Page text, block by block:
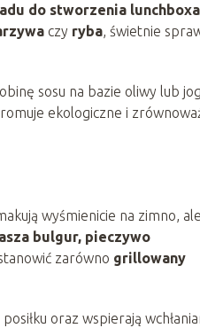
do stworzenia lunchboxa
czy ryba, świetnie
sosu na bazie oliwy lub
ekologiczne i
wyśmienicie na zimno,
bulgur, pieczywo
zarówno grillowany
oraz wspierają